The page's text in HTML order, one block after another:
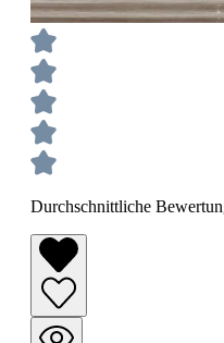
Durchschnittliche